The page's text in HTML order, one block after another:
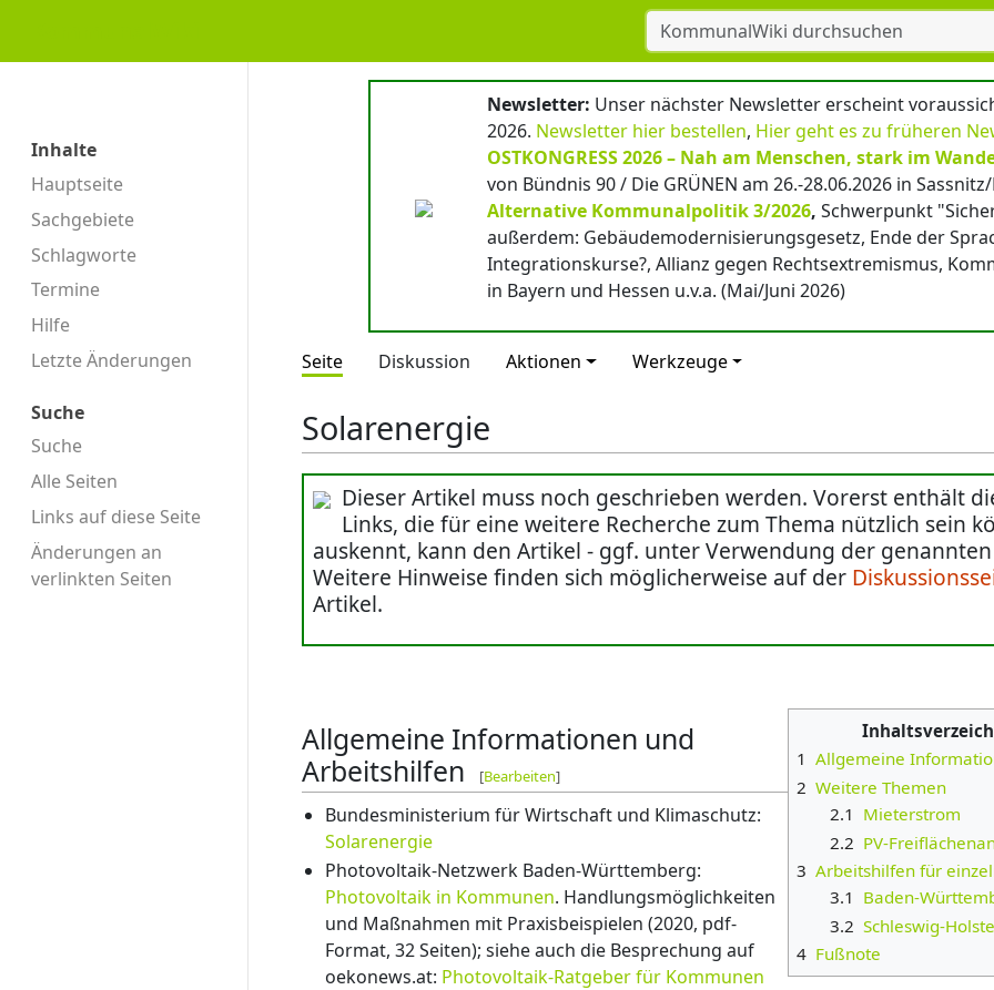
Inhalte
Hauptseite
Sachgebiete
Schlagworte
Termine
Hilfe
Letzte Änderungen
Suche
Suche
Alle Seiten
Links auf diese Seite
Änderungen an
verlinkten Seiten
Newsletter: Unser nächster Newsletter erscheint
2026. Newsletter hier bestellen, Hier geht es zu früheren
OSTKONGRESS 2026 – Nah am Menschen, stark im
von Bündnis 90 / Die GRÜNEN am 26.-28.06.2026 in
Alternative Kommunalpolitik 3/2026, Schwerpunkt
außerdem: Gebäudemodernisierungsgesetz, Ende der
Integrationskurse?, Allianz gegen Rechtsextremismus,
in Bayern und Hessen u.v.a. (Mai/Juni 2026)
Seite Diskussion Aktionen Werkzeuge
Solarenergie
Dieser Artikel muss noch geschrieben werden. Vorerst enthält
Links, die für eine weitere Recherche zum Thema nützlich sein
auskennt, kann den Artikel - ggf. unter Verwendung der
Weitere Hinweise finden sich möglicherweise auf der
Artikel.
1 Allgemeine
2 Weitere Themen
2.1 Mieterstrom
2.2 PV-
3 Arbeitshilfen für
3.1 Baden-
3.2 Schleswig-
4 Fußnote
Allgemeine Informationen und
Arbeitshilfen
[Bearbeiten]
Bundesministerium für Wirtschaft und Klimaschutz:
Solarenergie
Photovoltaik-Netzwerk Baden-Württemberg:
Photovoltaik in Kommunen. Handlungsmöglichkeiten
und Maßnahmen mit Praxisbeispielen (2020, pdf-
Format, 32 Seiten); siehe auch die Besprechung auf
oekonews.at: Photovoltaik-Ratgeber für Kommunen